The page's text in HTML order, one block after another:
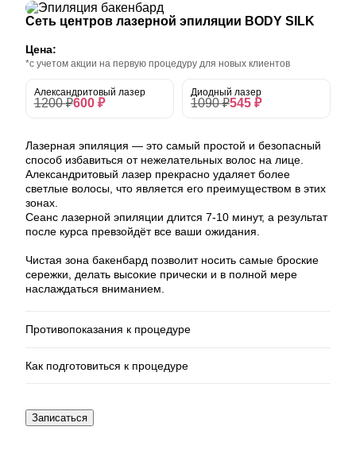
Сеть центров лазерной эпиляции BODY SILK
Цена:
*с учетом акции на первую процедуру для новых клиентов
Александритовый лазер
1200 ₽600 ₽
Диодный лазер
1090 ₽545 ₽
Лазерная эпиляция — это самый простой и безопасный
способ избавиться от нежелательных волос на лице.
Александритовый лазер прекрасно удаляет более
светлые волосы, что является его преимуществом в этих
зонах.
Сеанс лазерной эпиляции длится 7-10 минут, а результат
после курса превзойдёт все ваши ожидания.
Чистая зона бакенбард позволит носить самые броские
сережки, делать высокие прически и в полной мере
наслаждаться вниманием.
Противопоказания к процедуре
Эпилепсия;
Онкологические заболевания;
Тяжелые системные и аутоиммунные
Как подготовиться к процедуре
Длина волос должна быть до 1 мм;
За 2-3 недели до процедуры следует отказаться
Записаться